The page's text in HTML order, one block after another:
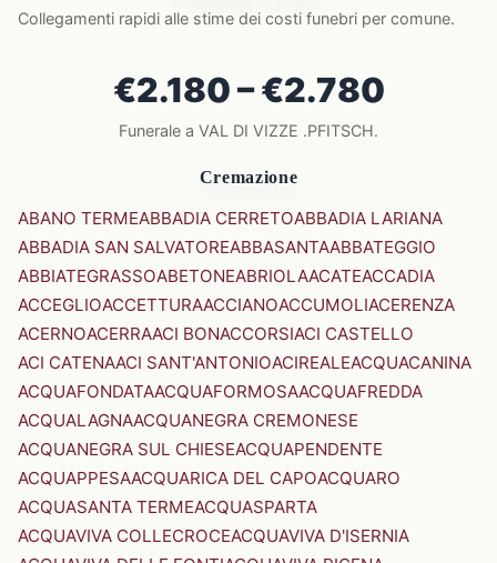
Collegamenti rapidi alle stime dei costi funebri per comune.
€2.180 – €2.780
Funerale a VAL DI VIZZE .PFITSCH.
Cremazione
ABANO TERMEABBADIA CERRETOABBADIA LARIANA
ABBADIA SAN SALVATOREABBASANTAABBATEGGIO
ABBIATEGRASSOABETONEABRIOLAACATEACCADIA
ACCEGLIOACCETTURAACCIANOACCUMOLIACERENZA
ACERNOACERRAACI BONACCORSIACI CASTELLO
ACI CATENAACI SANT'ANTONIOACIREALEACQUACANINA
ACQUAFONDATAACQUAFORMOSAACQUAFREDDA
ACQUALAGNAACQUANEGRA CREMONESE
ACQUANEGRA SUL CHIESEACQUAPENDENTE
ACQUAPPESAACQUARICA DEL CAPOACQUARO
ACQUASANTA TERMEACQUASPARTA
ACQUAVIVA COLLECROCEACQUAVIVA D'ISERNIA